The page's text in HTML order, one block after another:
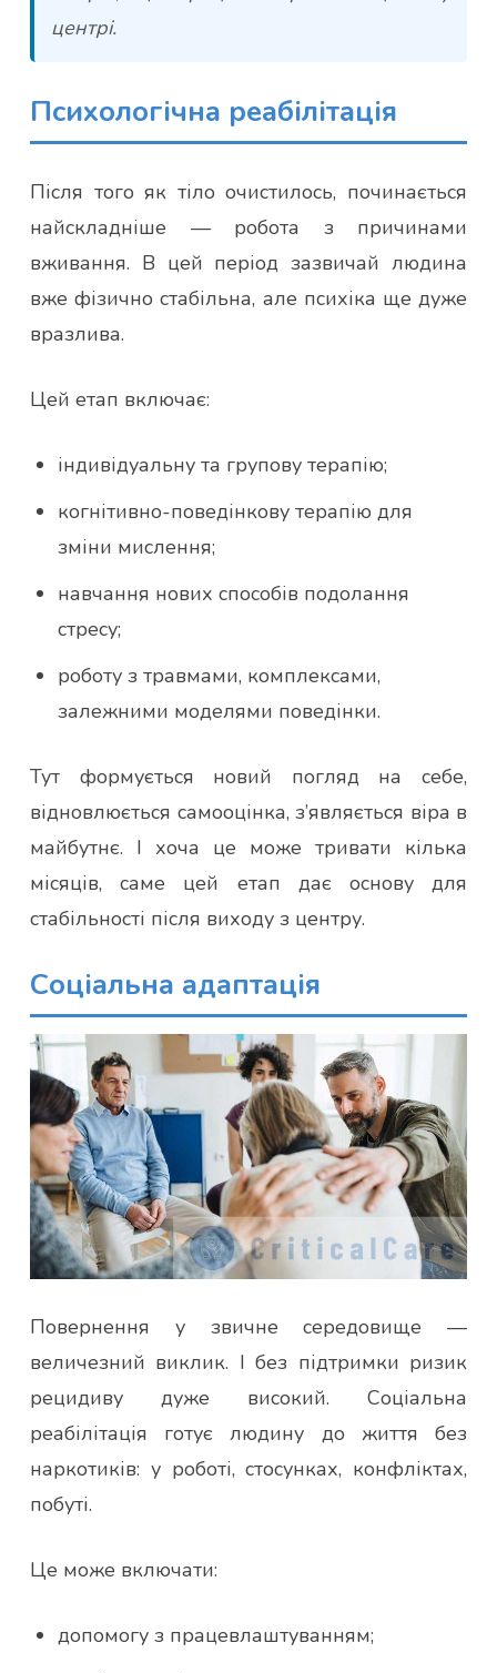
центрі.
Психологічна реабілітація
Після того як тіло очистилось, починається
найскладніше — робота з причинами
вживання. В цей період зазвичай людина
вже фізично стабільна, але психіка ще дуже
вразлива.
Цей етап включає:
індивідуальну та групову терапію;
когнітивно-поведінкову терапію для
зміни мислення;
навчання нових способів подолання
стресу;
роботу з травмами, комплексами,
залежними моделями поведінки.
Тут формується новий погляд на себе,
відновлюється самооцінка, з’являється віра в
майбутнє. І хоча це може тривати кілька
місяців, саме цей етап дає основу для
стабільності після виходу з центру.
Соціальна адаптація
Повернення у звичне середовище —
величезний виклик. І без підтримки ризик
рецидиву дуже високий. Соціальна
реабілітація готує людину до життя без
наркотиків: у роботі, стосунках, конфліктах,
побуті.
Це може включати:
допомогу з працевлаштуванням;